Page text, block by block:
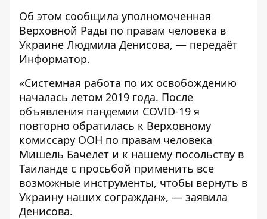
Об этом сообщила уполномоченная
Верховной Рады по правам человека в
Украине Людмила Денисова, — передаёт
Информатор.
«Системная работа по их освобождению
началась летом 2019 года. После
объявления пандемии COVID-19 я
повторно обратилась к Верховному
комиссару ООН по правам человека
Мишель Бачелет и к нашему посольству в
Таиланде с просьбой применить все
возможные инструменты, чтобы вернуть в
Украину наших сограждан», — заявила
Денисова.